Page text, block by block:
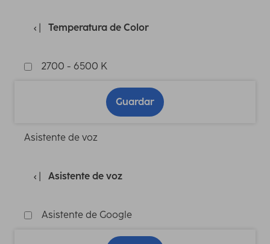
Temperatura de Color
2700 - 6500 K
Guardar
Asistente de voz
Asistente de voz
Asistente de Google